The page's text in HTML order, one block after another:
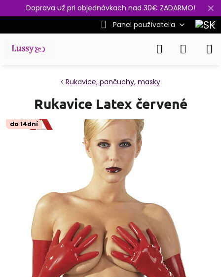
✕
Doprava už pri objednávkach nad 30€ ZADARMO!
Panel používateľa
do 14dní
Rukavice, pančuchy, masky
Rukavice Latex červené